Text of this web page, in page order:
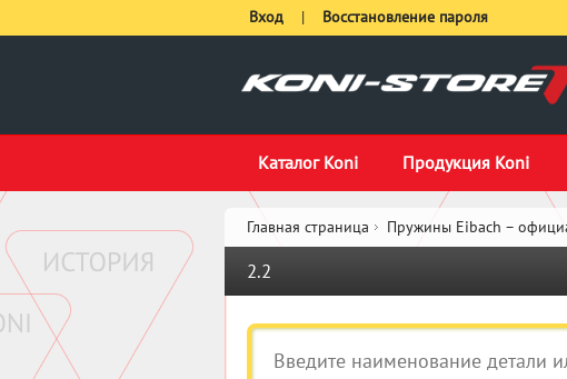
Каталог Koni Продукция Koni
Вход | Восстановление пароля
Главная страница Пружины Eibach –
2.2